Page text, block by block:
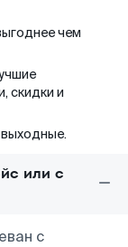
чем
скидки и
выходные.
или с
с